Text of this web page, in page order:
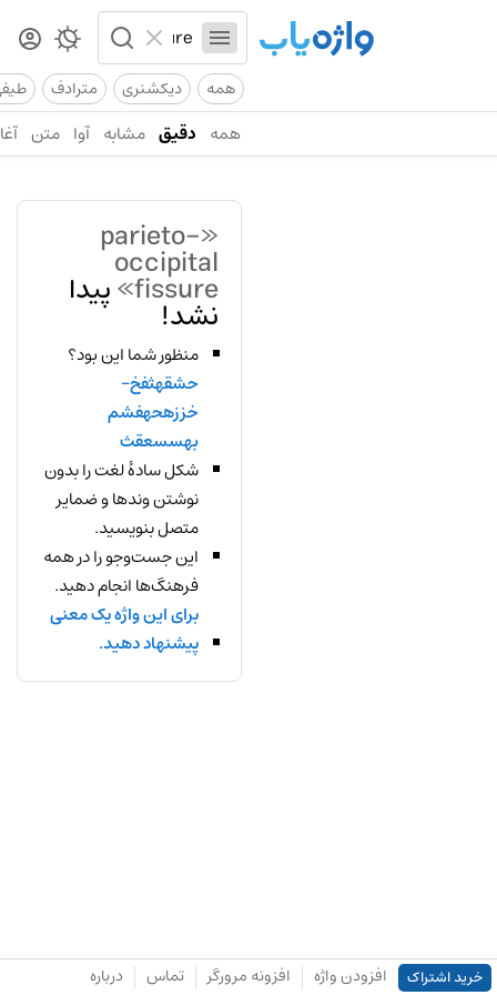
همه دیکشنری مترادف
همه دقیق مشابه آوا متن
«parieto-
occipital
fissure» پیدا
نشد!
منظور شما این بود؟
حشقهثفخ-
خززهحهفشم
بهسسعقث
شکل سادهٔ لغت را بدون
نوشتن وندها و ضمایر
متصل بنویسید.
این جست‌وجو را در همه
فرهنگ‌ها انجام دهید.
برای این واژه یک معنی
پیشنهاد دهید.
خرید اشتراک افزودن واژه افزونه مرورگر تماس درباره